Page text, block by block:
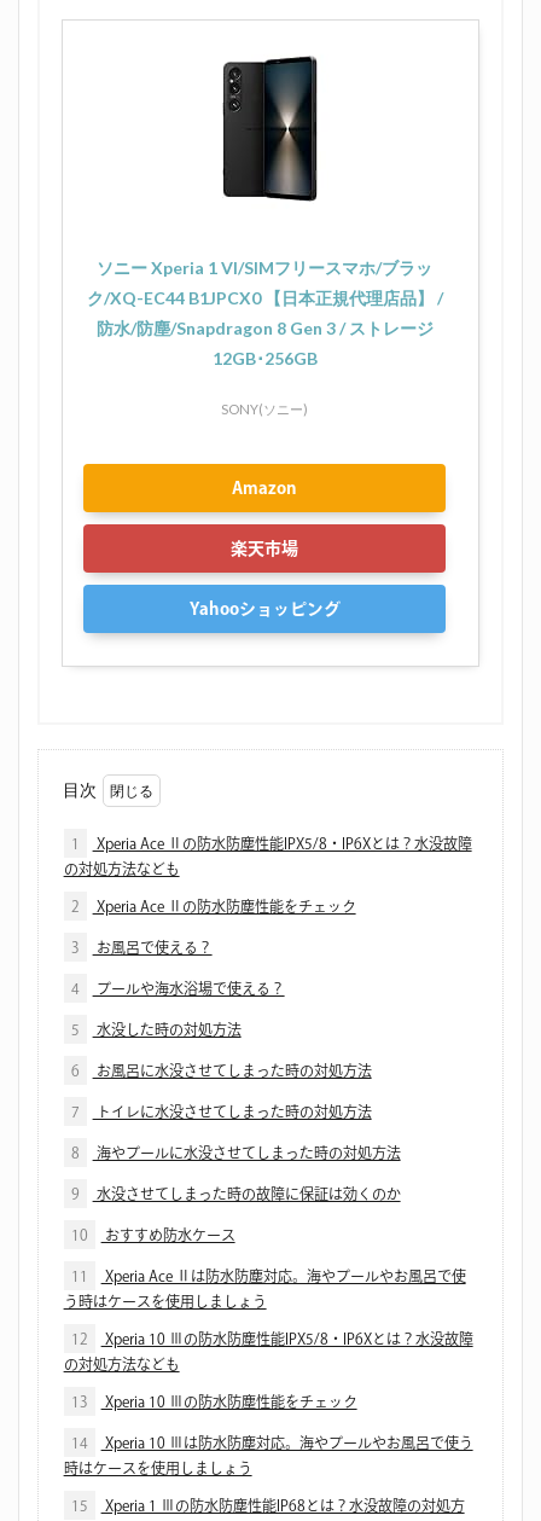
ソニー Xperia 1 VI/SIMフリースマホ/ブラッ
ク/XQ-EC44 B1JPCX0 【日本正規代理店品】 /
防水/防塵/Snapdragon 8 Gen 3 / ストレージ
12GB･256GB
SONY(ソニー)
Amazon
楽天市場
Yahooショッピング
目次
1
Xperia Ace Ⅱの防水防塵性能IPX5/8・IP6Xとは？水没故障
の対処方法なども
2 Xperia Ace Ⅱの防水防塵性能をチェック
3 お風呂で使える？
4 プールや海水浴場で使える？
5 水没した時の対処方法
6 お風呂に水没させてしまった時の対処方法
7 トイレに水没させてしまった時の対処方法
8 海やプールに水没させてしまった時の対処方法
9 水没させてしまった時の故障に保証は効くのか
10 おすすめ防水ケース
11
Xperia Ace Ⅱは防水防塵対応。海やプールやお風呂で使
う時はケースを使用しましょう
12
Xperia 10 Ⅲの防水防塵性能IPX5/8・IP6Xとは？水没故障
の対処方法なども
13 Xperia 10 Ⅲの防水防塵性能をチェック
14
Xperia 10 Ⅲは防水防塵対応。海やプールやお風呂で使う
時はケースを使用しましょう
15
Xperia 1 Ⅲの防水防塵性能IP68とは？水没故障の対処方